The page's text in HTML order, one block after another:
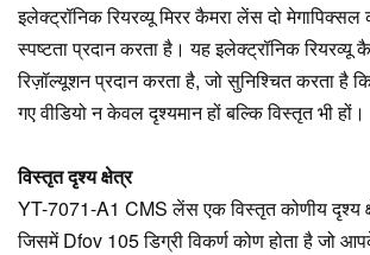
इलेक्ट्रॉनिक रियरव्यू मिरर कैमरा लेंस दो
स्पष्टता प्रदान करता है। यह इलेक्ट्रॉनिक
रिज़ॉल्यूशन प्रदान करता है, जो सुनिश्चित करता है
गए वीडियो न केवल दृश्यमान हों बल्कि विस्तृत भी हों।
विस्तृत दृश्य क्षेत्र
YT-7071-A1 CMS लेंस एक विस्तृत कोणीय दृश्य
जिसमें Dfov 105 डिग्री विकर्ण कोण होता है जो